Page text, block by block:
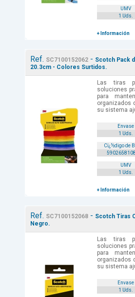
UMV
1 Uds.
+ Información
Ref. SC7100152062 - Scotch Pack
20.3cm - Colores Surtidos.
Las tiras
soluciones
para
organizados
su sistema
Envase
1 Uds.
Cï¿½digo de
UMV
1 Uds.
+ Información
Ref. SC7100152068 - Scotch Tiras
Negro.
Las tiras
soluciones
para
organizados
su sistema
Envase
1 Uds.